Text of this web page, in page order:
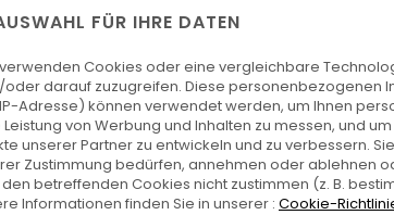
FÜR IHRE DATEN
Cookies oder eine vergleichbare
darauf zuzugreifen. Diese personenbezogenen
Adresse) können verwendet werden, um Ihnen
von Werbung und Inhalten zu messen, und
unserer Partner zu entwickeln und zu verbessern.
Zustimmung bedürfen, annehmen oder ablehnen
betreffenden Cookies nicht zustimmen (z. B.
Informationen finden Sie in unserer : Cookie-